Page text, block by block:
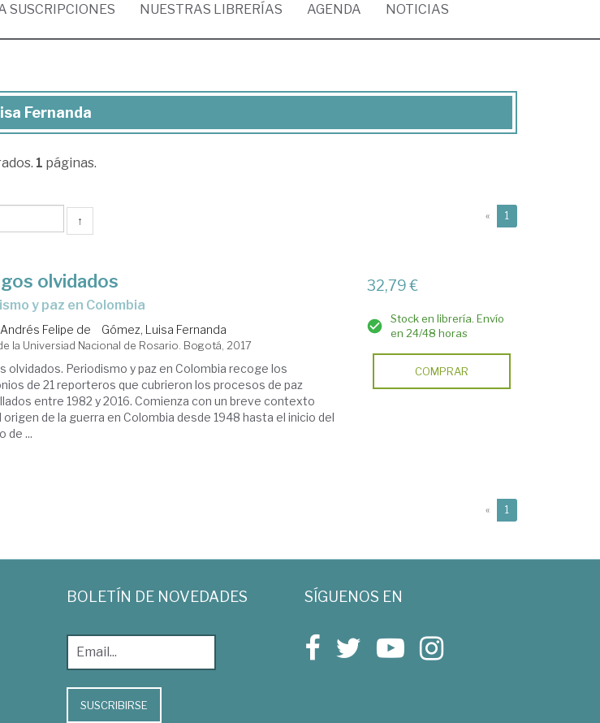
SUSCRIPCIONES NUESTRAS LIBRERÍAS AGENDA NOTICIAS
Fernanda
1 páginas.
↑ « 1
olvidados
y paz en Colombia
Felipe de Gómez, Luisa Fernanda
la Universiad Nacional de Rosario. Bogotá, 2017
olvidados. Periodismo y paz en Colombia recoge los
de 21 reporteros que cubrieron los procesos de paz
entre 1982 y 2016. Comienza con un breve contexto
origen de la guerra en Colombia desde 1948 hasta el inicio del
de ...
32,79 €
Stock en librería. Envío
en 24/48 horas
COMPRAR
« 1
BOLETÍN DE NOVEDADES
SUSCRIBIRSE
SÍGUENOS EN